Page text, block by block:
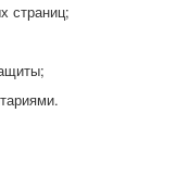
страниц;